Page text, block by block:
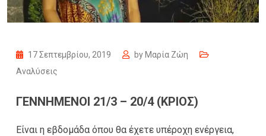
17 Σεπτεμβρίου, 2019 by Μαρία Ζώη
Αναλύσεις
ΓΕΝΝΗΜΕΝΟΙ 21/3 – 20/4 (ΚΡΙΟΣ)
Είναι η εβδομάδα όπου θα έχετε υπέροχη ενέργεια,